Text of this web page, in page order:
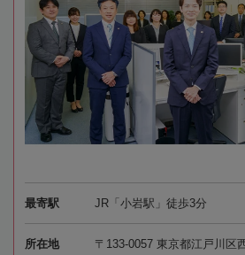
最寄駅 JR「小岩駅」徒歩3分
所在地
〒133-0057 東京都江戸川区